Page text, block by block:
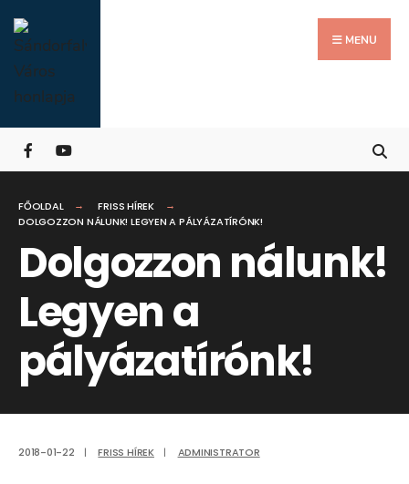
Skip
to
content
MENU
FŐOLDAL
FRISS HÍREK
DOLGOZZON NÁLUNK! LEGYEN A PÁLYÁZATÍRÓNK!
Dolgozzon nálunk!
Legyen a
pályázatírónk!
2018-01-22 | FRISS HÍREK | ADMINISTRATOR
for:
Close